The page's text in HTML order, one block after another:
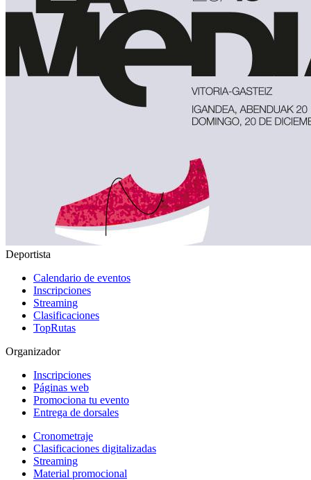
Deportista
Calendario de eventos
Inscripciones
Streaming
Clasificaciones
TopRutas
Organizador
Inscripciones
Páginas web
Promociona tu evento
Entrega de dorsales
Cronometraje
Clasificaciones digitalizadas
Streaming
Material promocional